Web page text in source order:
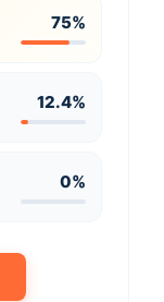
75%
12.4%
0%